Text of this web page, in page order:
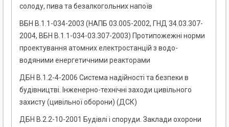
солоду, пива та безалкогольних напоїв
ВБН В.1.1-034-2003 (НАПБ 03.005-2002, ГНД 34.03.307-
2004, ВБН В.1.1-034-03.307-2003) Протипожежні норми
проектування атомних електростанцій з водо-
водяними енергетичними реакторами
ДБН В.1.2-4-2006 Система надійності та безпеки в
будівництві. Інженерно-технічні заходи цивільного
захисту (цивільної оборони) (ДСК)
ДБН В.2.2-10-2001 Будівлі і споруди. Заклади охорони